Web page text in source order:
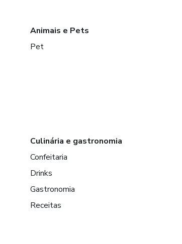
Animais e Pets
Pet
Culinária e gastronomia
Confeitaria
Drinks
Gastronomia
Receitas